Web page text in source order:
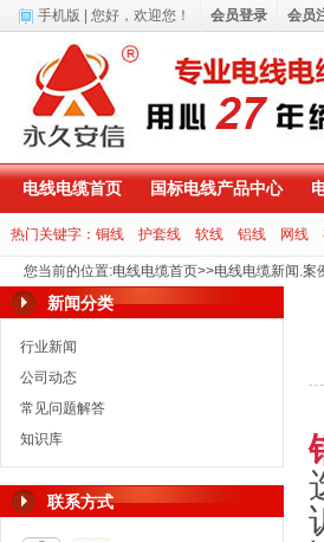
电线电缆首页 国标电线产品中心
热门关键字： 铜线 护套线 软线 铝线 网线
您当前的位置:电线电缆首页>>电线电缆新闻.案
新闻分类
行业新闻
公司动态
常见问题解答
知识库
联系方式
手机版 | 您好， 欢迎您！ 会员登录 会员